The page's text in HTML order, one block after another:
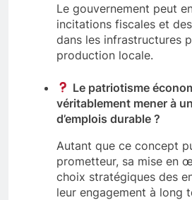
Le gouvernement peut
incitations fiscales et
dans les infrastructures
production locale.
Le patriotisme
véritablement mener à
d’emplois durable ?
Autant que ce concept
prometteur, sa mise en
choix stratégiques des
leur engagement à long